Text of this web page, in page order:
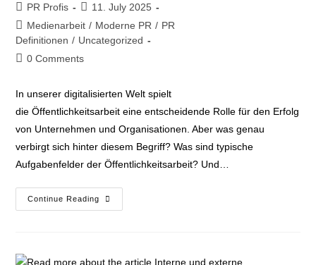
PR Profis
11. July 2025
Medienarbeit / Moderne PR / PR
Definitionen / Uncategorized
0 Comments
In unserer digitalisierten Welt spielt
die Öffentlichkeitsarbeit eine entscheidende Rolle für den Erfolg
von Unternehmen und Organisationen. Aber was genau
verbirgt sich hinter diesem Begriff? Was sind typische
Aufgabenfelder der Öffentlichkeitsarbeit? Und…
Continue Reading